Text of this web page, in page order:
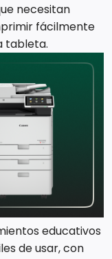
necesitan
fácilmente
tableta.
educativos
de usar, con